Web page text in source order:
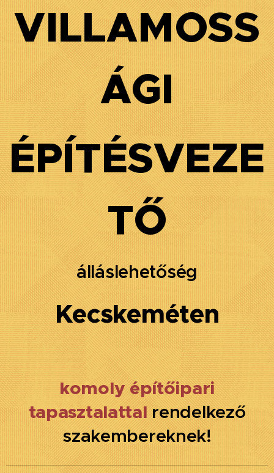
VILLAMOSS
ÁGI
ÉPÍTÉSVEZE
TŐ
álláslehetőség
Kecskeméten
komoly építőipari
tapasztalattalrendelkező
szakembereknek!